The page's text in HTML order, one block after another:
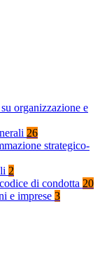
organizzazione e
26
strategico-
2
di condotta 20
e imprese 3